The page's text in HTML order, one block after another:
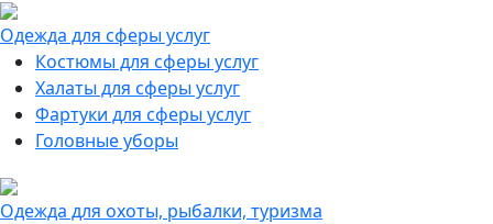
Одежда для сферы услуг
Костюмы для сферы услуг
Халаты для сферы услуг
Фартуки для сферы услуг
Головные уборы
Одежда для охоты, рыбалки, туризма